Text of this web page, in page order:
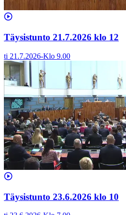
Täysistunto 21.7.2026 klo 12
ti 21.7.2026-Klo 9.00
Täysistunto 23.6.2026 klo 10